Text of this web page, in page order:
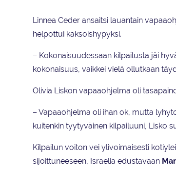
Linnea Ceder ansaitsi lauantain
helpottui kaksoishypyksi.
– Kokonaisuudessaan kilpailusta jäi
kokonaisuus, vaikkei vielä ollutkaan
Olivia Liskon vapaaohjelma oli
– Vapaaohjelma oli ihan ok, mutta
kuitenkin tyytyväinen kilpailuuni, Lisko
Kilpailun voiton vei ylivoimaisesti
sijoittuneeseen, Israelia edustavaan